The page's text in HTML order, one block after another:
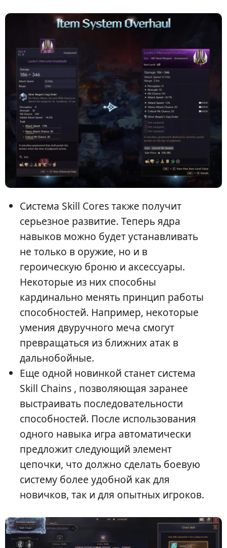
Система Skill Cores также получит
серьезное развитие. Теперь ядра
навыков можно будет устанавливать
не только в оружие, но и в
героическую броню и аксессуары.
Некоторые из них способны
кардинально менять принцип работы
способностей. Например, некоторые
умения двуручного меча смогут
превращаться из ближних атак в
дальнобойные.
Еще одной новинкой станет система
Skill Chains , позволяющая заранее
выстраивать последовательности
способностей. После использования
одного навыка игра автоматически
предложит следующий элемент
цепочки, что должно сделать боевую
систему более удобной как для
новичков, так и для опытных игроков.